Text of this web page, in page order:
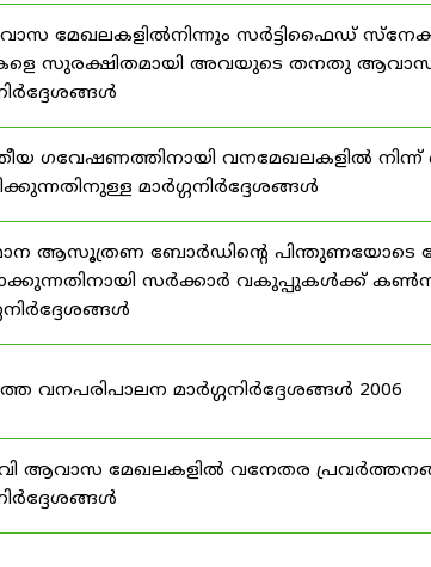
മേഖലകളിൽനിന്നും സർട്ടിഫൈഡ്
സുരക്ഷിതമായി അവയുടെ തനതു
ഗവേഷണത്തിനായി വനമേഖലകളിൽ
മാർഗ്ഗനിർദ്ദേശങ്ങൾ
ആസൂത്രണ ബോർഡിൻ്റെ പിന്തുണയോടെ
സർക്കാർ വകുപ്പുകൾക്ക്
വനപരിപാലന മാർഗ്ഗനിർദ്ദേശങ്ങൾ 2006
ആവാസ മേഖലകളിൽ വനേതര